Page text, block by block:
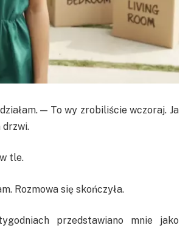
— To wy zrobiliście wczoraj. Ja
tle.
Rozmowa się skończyła.
przedstawiano mnie jako